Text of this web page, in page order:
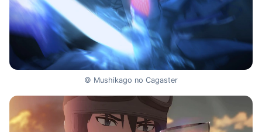
© Mushikago no Cagaster